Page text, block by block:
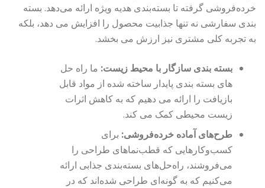
خرده‌فروشی گرفته تا بسته‌بندی هدیه ویژه ارائه می‌دهد. بسته
بندی سفارشی نه تنها جذابیت محصول را افزایش می دهد، بلکه
به تجربه کلی مشتری نیز ارزش می بخشد.
بسته بندی سازگار با محیط زیست: ما راه حل
های بسته بندی پایدار ساخته شده از مواد قابل
بازیافت را ارائه می دهیم که به کاهش اثرات
زیست محیطی کمک می کند.
طرح‌های آماده خرده‌فروشی: برای
کسب‌وکارهایی که قطب‌نماهای طراحی را
می‌فروشند، راه‌حل‌های بسته‌بندی جذابی ارائه
می‌کنیم که به گونه‌ای طراحی شده‌اند که در